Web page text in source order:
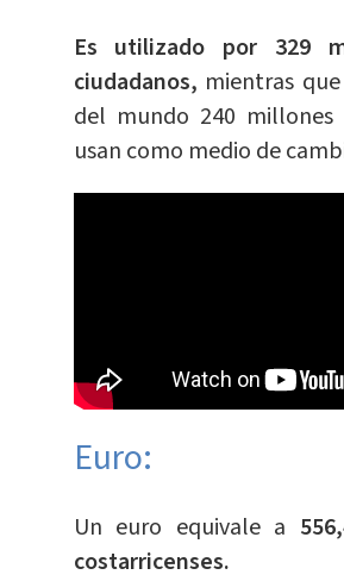
Es utilizado por 329
ciudadanos, mientras
del mundo 240
usan como medio de
Euro:
​Un euro equivale a
costarricenses.